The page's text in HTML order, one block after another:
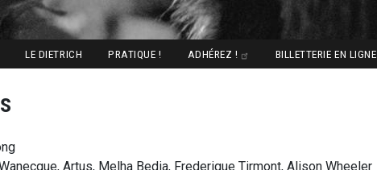
LE DIETRICH PRATIQUE ! ADHÉREZ ! BILLETTERIE EN LIGNE
Artus, Melha Bedia, Frederique Tirmont, Alison Wheeler